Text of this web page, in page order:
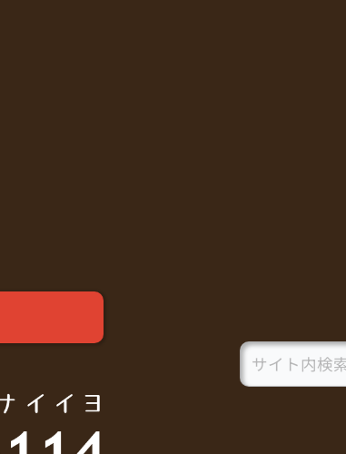
Search
for: